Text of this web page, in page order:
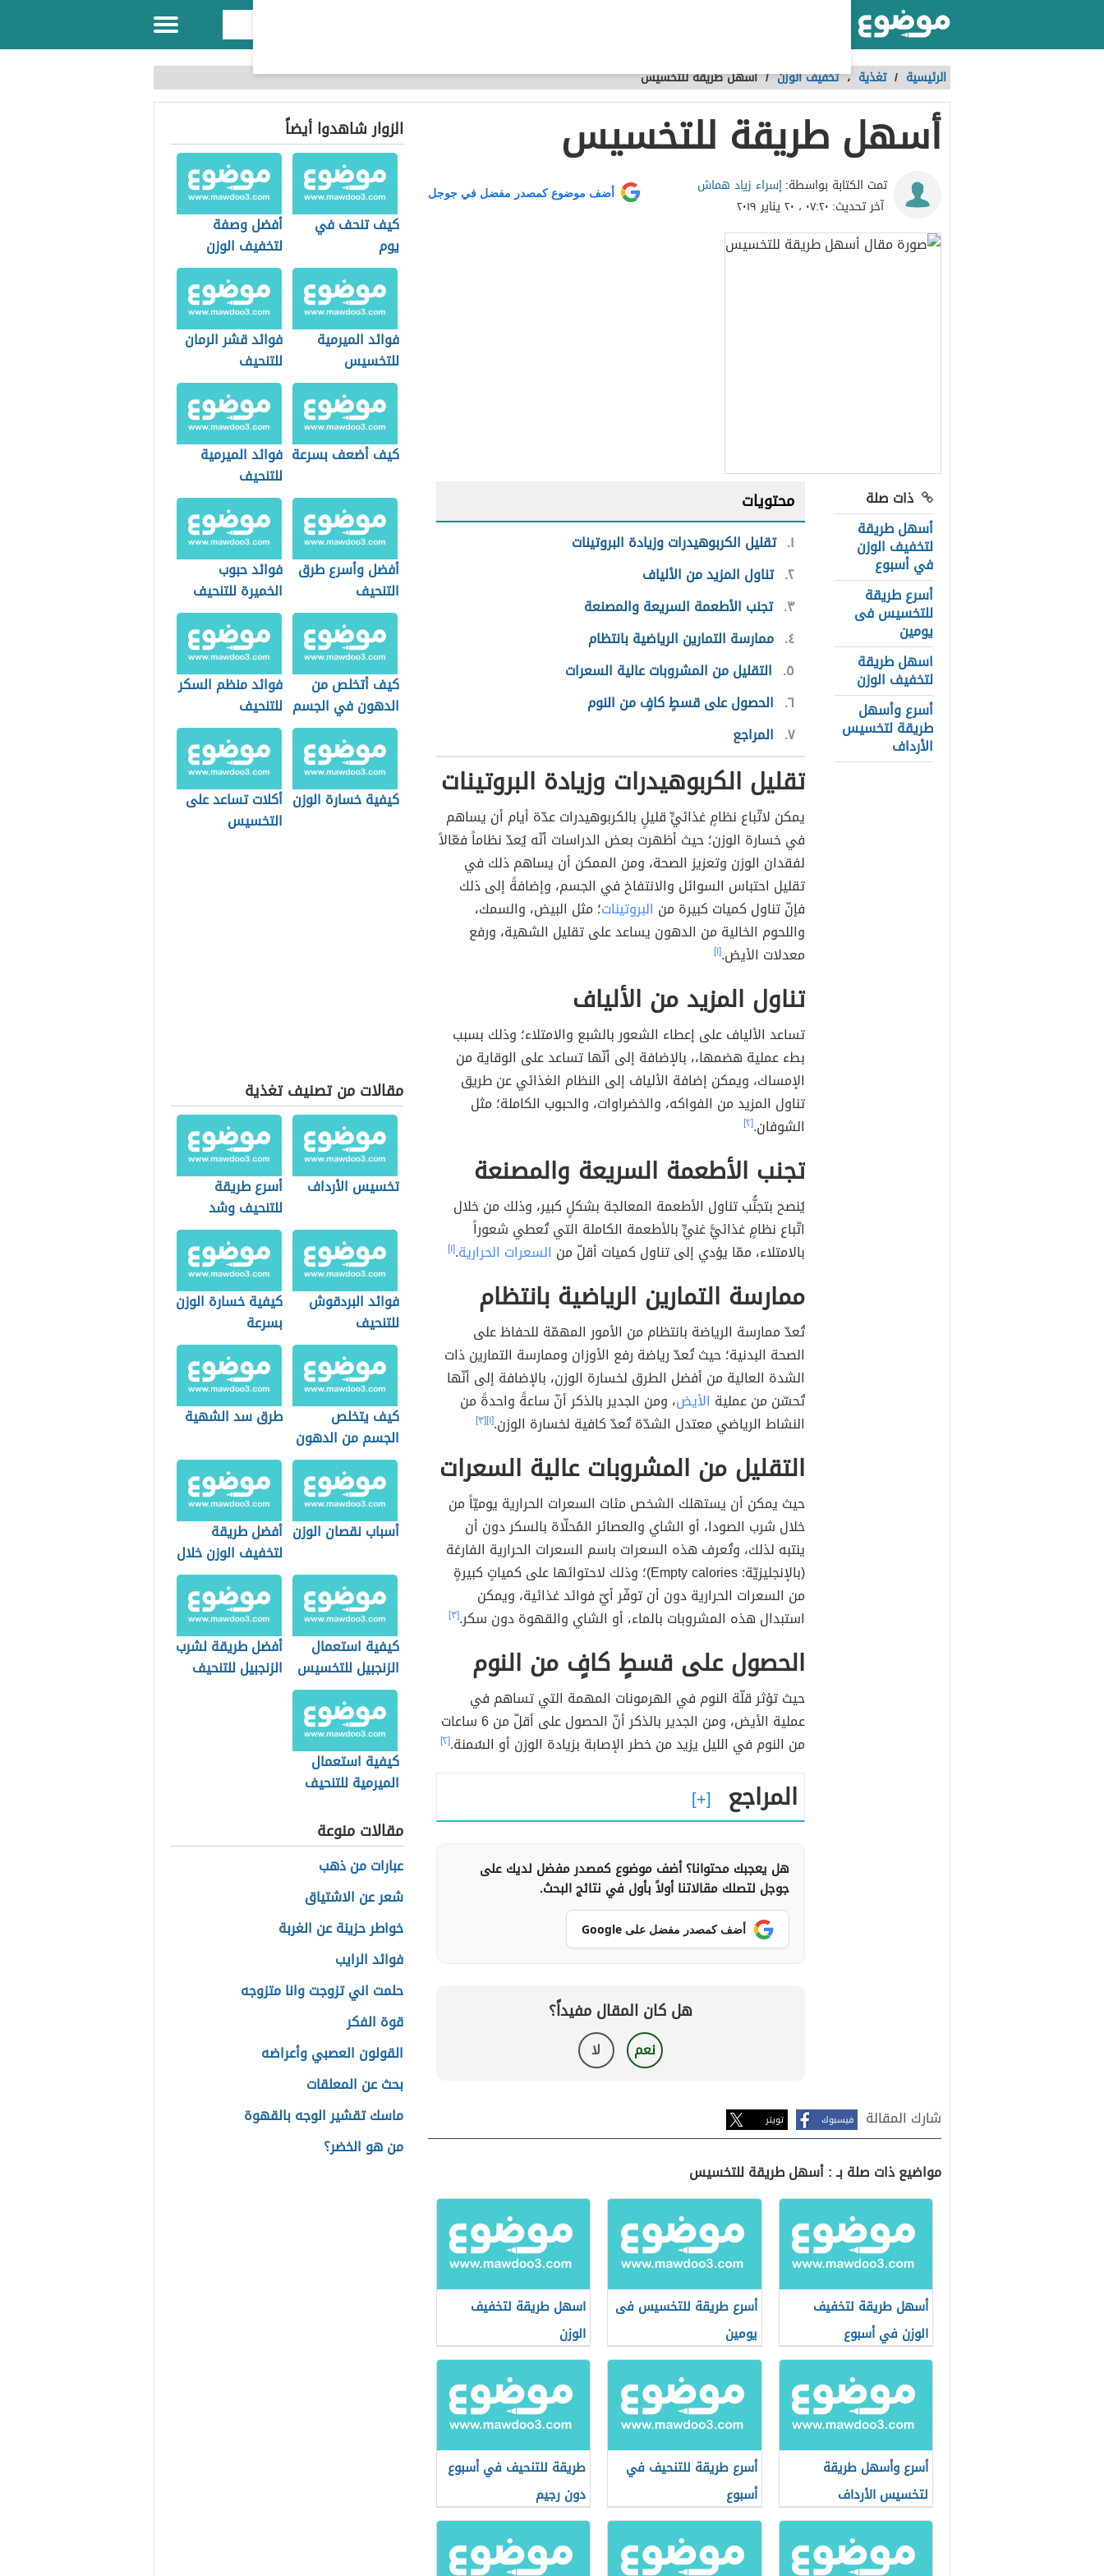
الرئيسية / تغذية ،تخفيف الوزن /أسهل طريقة للتخسيس
أسهل طريقة للتخسيس
تمت الكتابة بواسطة:إسراء زياد هماش
آخر تحديث: ٠٧:٢٠ ، ٢٠ يناير ٢٠١٩
أضف موضوع كمصدر مفضل في جوجل
ذات صلة
أسهل طريقة
لتخفيف الوزن
في أسبوع
أسرع طريقة
للتخسيس فى
يومين
اسهل طريقة
لتخفيف الوزن
أسرع وأسهل
طريقة لتخسيس
الأرداف
محتويات
١ تقليل الكربوهيدرات وزيادة البروتينات
٢ تناول المزيد من الألياف
٣ تجنب الأطعمة السريعة والمصنعة
٤ ممارسة التمارين الرياضية بانتظام
٥ التقليل من المشروبات عالية السعرات
٦ الحصول على قسطٍ كافٍ من النوم
٧ المراجع
تقليل الكربوهيدرات وزيادة البروتينات
يمكن لاتّباع نظامٍ غذائيٍّ قليلٍ بالكربوهيدرات عدّة أيام أن يساهم
في خسارة الوزن؛ حيث أظهرت بعض الدراسات أنّه يُعدّ نظاماً فعّالاً
لفقدان الوزن وتعزيز الصحة، ومن الممكن أن يساهم ذلك في
تقليل احتباس السوائل والانتفاخ في الجسم، وإضافةً إلى ذلك
فإنّ تناول كميات كبيرة من البروتينات؛ مثل البيض، والسمك،
واللحوم الخالية من الدهون يساعد على تقليل الشهية، ورفع
معدلات الأيض.[١]
تناول المزيد من الألياف
تساعد الألياف على إعطاء الشعور بالشبع والامتلاء؛ وذلك بسبب
بطء عملية هضمها،، بالإضافة إلى أنّها تساعد على الوقاية من
الإمساك، ويمكن إضافة الألياف إلى النظام الغذائي عن طريق
تناول المزيد من الفواكه، والخضراوات، والحبوب الكاملة؛ مثل
الشوفان.[٢]
تجنب الأطعمة السريعة والمصنعة
يُنصح بتجنُّب تناول الأطعمة المعالجة بشكلٍ كبير، وذلك من خلال
اتّباع نظامٍ غذائيًّ غنيٍّ بالأطعمة الكاملة التي تُعطي شعوراً
بالامتلاء، ممّا يؤدي إلى تناول كميات أقلّ من السعرات الحرارية.[١]
ممارسة التمارين الرياضية بانتظام
تُعدّ ممارسة الرياضة بانتظام من الأمور المهمّة للحفاظ على
الصحة البدنية؛ حيث تُعدّ رياضة رفع الأوزان وممارسة التمارين ذات
الشدة العالية من أفضل الطرق لخسارة الوزن، بالإضافة إلى أنّها
تُحسّن من عملية الأيض، ومن الجدير بالذكر أنّ ساعةً واحدةً من
النشاط الرياضي معتدل الشدّة تُعدّ كافية لخسارة الوزن.[١] [٣]
التقليل من المشروبات عالية السعرات
حيث يمكن أن يستهلك الشخص مئات السعرات الحرارية يوميّاً من
خلال شرب الصودا، أو الشاي والعصائر المُحلّاة بالسكر دون أن
ينتبه لذلك، وتُعرف هذه السعرات باسم السعرات الحرارية الفارغة
(بالإنجليزيّة: Empty calories)؛ وذلك لاحتوائها على كمياتٍ كبيرةٍ
من السعرات الحرارية دون أن توفّر أيّ فوائد غذائية، ويمكن
استبدال هذه المشروبات بالماء، أو الشاي والقهوة دون سكر.[٣]
الحصول على قسطٍ كافٍ من النوم
حيث تؤثر قلّة النوم في الهرمونات المهمة التي تساهم في
عملية الأيض، ومن الجدير بالذكر أنّ الحصول على أقلّ من 6 ساعات
من النوم في الليل يزيد من خطر الإصابة بزيادة الوزن أو السُمنة.[٢]
المراجع
هل يعجبك محتوانا؟ أضف موضوع كمصدر مفضل لديك على
جوجل لتصلك مقالاتنا أولاً بأول في نتائج البحث.
أضف كمصدر مفضل على Google
هل كان المقال مفيداً؟
نعم لا
شارك المقالة فيسبوك تويتر
مواضيع ذات صلة بـ : أسهل طريقة للتخسيس
أسهل طريقة لتخفيف
الوزن في أسبوع
أسرع طريقة للتخسيس فى
يومين
اسهل طريقة لتخفيف
الوزن
أسرع وأسهل طريقة
لتخسيس الأرداف
أسرع طريقة للتنحيف في
أسبوع
طريقة للتنحيف في أسبوع
دون رجيم
الزوار شاهدوا أيضاً
كيف تنحف في
يوم
أفضل وصفة
لتخفيف الوزن
فوائد الميرمية
للتخسيس
فوائد قشر الرمان
للتنحيف
كيف أضعف بسرعة فوائد الميرمية
للتنحيف
أفضل وأسرع طرق
التنحيف
فوائد حبوب
الخميرة للتنحيف
كيف أتخلص من
الدهون في الجسم
فوائد منظم السكر
للتنحيف
كيفية خسارة الوزن أكلات تساعد على
التخسيس
مقالات من تصنيف تغذية
تخسيس الأرداف
أسرع طريقة
للتنحيف وشد
الجسم
فوائد البردقوش
للتنحيف
كيفية خسارة الوزن
بسرعة
كيف يتخلص
الجسم من الدهون
طرق سد الشهية
أسباب نقصان الوزن أفضل طريقة
لتخفيف الوزن خلال
شهر
كيفية استعمال
الزنجبيل للتخسيس
أفضل طريقة لشرب
الزنجبيل للتنحيف
كيفية استعمال
الميرمية للتنحيف
مقالات منوعة
عبارات من ذهب
شعر عن الاشتياق
خواطر حزينة عن الغربة
فوائد الرايب
حلمت اني تزوجت وانا متزوجه
قوة الفكر
القولون العصبي وأعراضه
بحث عن المعلقات
ماسك تقشير الوجه بالقهوة
من هو الخضر؟